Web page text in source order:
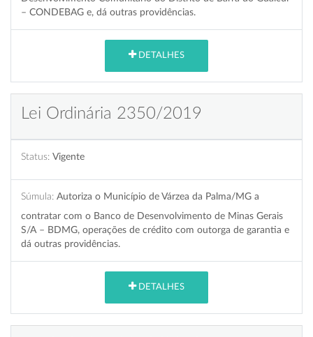
– CONDEBAG e, dá outras providências.
DETALHES
Lei Ordinária 2350/2019
Status: Vigente
Súmula: Autoriza o Município de Várzea da Palma/MG a
contratar com o Banco de Desenvolvimento de Minas Gerais
S/A – BDMG, operações de crédito com outorga de garantia e
dá outras providências.
DETALHES